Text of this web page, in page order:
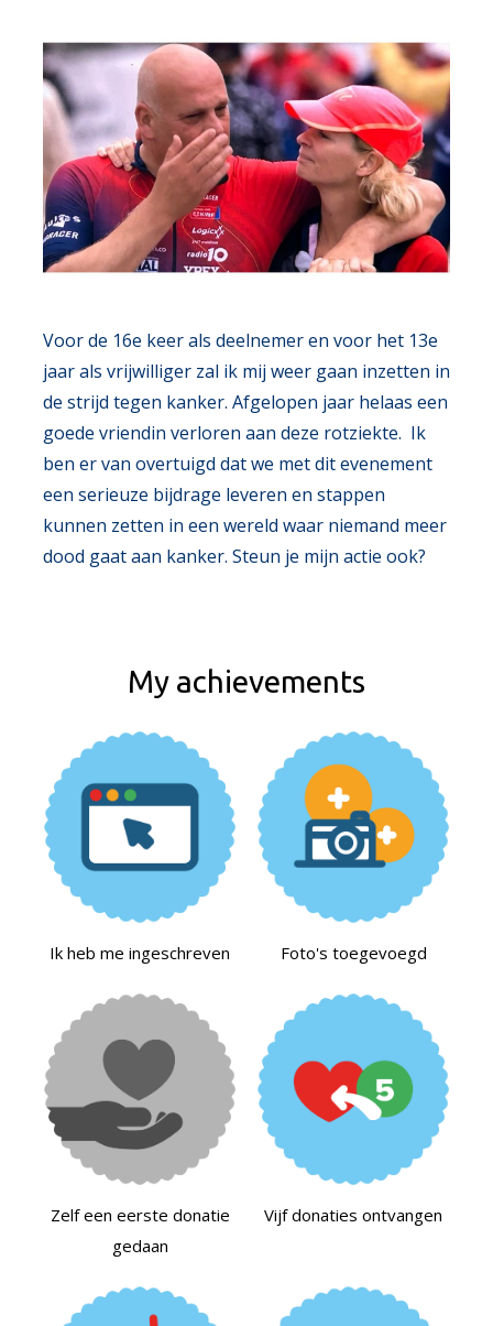
Voor de 16e keer als deelnemer en voor het 13e
jaar als vrijwilliger zal ik mij weer gaan inzetten in
de strijd tegen kanker. Afgelopen jaar helaas een
goede vriendin verloren aan deze rotziekte. Ik
ben er van overtuigd dat we met dit evenement
een serieuze bijdrage leveren en stappen
kunnen zetten in een wereld waar niemand meer
dood gaat aan kanker. Steun je mijn actie ook?
My achievements
Ik heb me ingeschreven Foto's toegevoegd
Zelf een eerste donatie
gedaan
Vijf donaties ontvangen